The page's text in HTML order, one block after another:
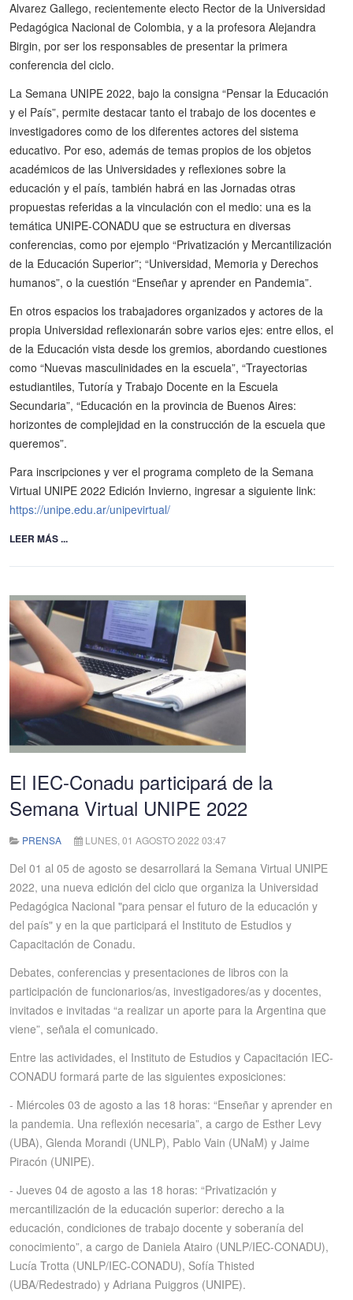
Alvarez Gallego, recientemente electo Rector de la Universidad
Pedagógica Nacional de Colombia, y a la profesora Alejandra
Birgin, por ser los responsables de presentar la primera
conferencia del ciclo.
La Semana UNIPE 2022, bajo la consigna “Pensar la Educación
y el País”, permite destacar tanto el trabajo de los docentes e
investigadores como de los diferentes actores del sistema
educativo. Por eso, además de temas propios de los objetos
académicos de las Universidades y reflexiones sobre la
educación y el país, también habrá en las Jornadas otras
propuestas referidas a la vinculación con el medio: una es la
temática UNIPE-CONADU que se estructura en diversas
conferencias, como por ejemplo “Privatización y Mercantilización
de la Educación Superior”; “Universidad, Memoria y Derechos
humanos”, o la cuestión “Enseñar y aprender en Pandemia”.
En otros espacios los trabajadores organizados y actores de la
propia Universidad reflexionarán sobre varios ejes: entre ellos, el
de la Educación vista desde los gremios, abordando cuestiones
como “Nuevas masculinidades en la escuela”, “Trayectorias
estudiantiles, Tutoría y Trabajo Docente en la Escuela
Secundaria”, “Educación en la provincia de Buenos Aires:
horizontes de complejidad en la construcción de la escuela que
queremos”.
Para inscripciones y ver el programa completo de la Semana
Virtual UNIPE 2022 Edición Invierno, ingresar a siguiente link:
https://unipe.edu.ar/unipevirtual/
LEER MÁS ...
El IEC-Conadu participará de la
Semana Virtual UNIPE 2022
PRENSA LUNES, 01 AGOSTO 2022 03:47
Del 01 al 05 de agosto se desarrollará la Semana Virtual UNIPE
2022, una nueva edición del ciclo que organiza la Universidad
Pedagógica Nacional "para pensar el futuro de la educación y
del país" y en la que participará el Instituto de Estudios y
Capacitación de Conadu.
Debates, conferencias y presentaciones de libros con la
participación de funcionarios/as, investigadores/as y docentes,
invitados e invitadas “a realizar un aporte para la Argentina que
viene”, señala el comunicado.
Entre las actividades, el Instituto de Estudios y Capacitación IEC-
CONADU formará parte de las siguientes exposiciones:
- Miércoles 03 de agosto a las 18 horas: “Enseñar y aprender en
la pandemia. Una reflexión necesaria”, a cargo de Esther Levy
(UBA), Glenda Morandi (UNLP), Pablo Vain (UNaM) y Jaime
Piracón (UNIPE).
- Jueves 04 de agosto a las 18 horas: “Privatización y
mercantilización de la educación superior: derecho a la
educación, condiciones de trabajo docente y soberanía del
conocimiento”, a cargo de Daniela Atairo (UNLP/IEC-CONADU),
Lucía Trotta (UNLP/IEC-CONADU), Sofía Thisted
(UBA/Redestrado) y Adriana Puiggros (UNIPE).